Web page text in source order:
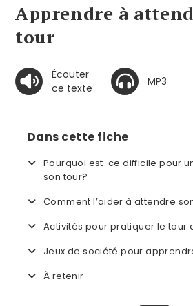
Apprendre à
tour
Écouter
ce texte
MP3
Dans cette fiche
Pourquoi est-ce difficile pour
son tour?
Comment l’aider à attendre
Activités pour pratiquer le tour
Jeux de société pour
À retenir